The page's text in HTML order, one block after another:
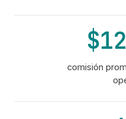
comisión